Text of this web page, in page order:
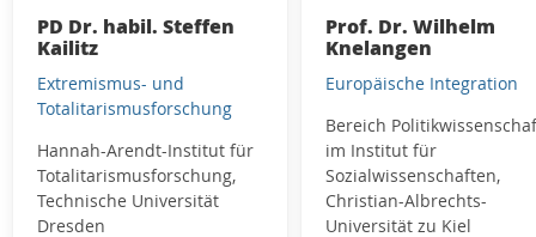
PD Dr. habil. Steffen
Kailitz
Extremismus- und
Totalitarismusforschung
Hannah-Arendt-Institut für
Totalitarismusforschung,
Technische Universität
Dresden
Prof. Dr. Wilhelm
Knelangen
Europäische Integration
Bereich
im Institut für
Sozialwissenschaften,
Christian-Albrechts-
Universität zu Kiel